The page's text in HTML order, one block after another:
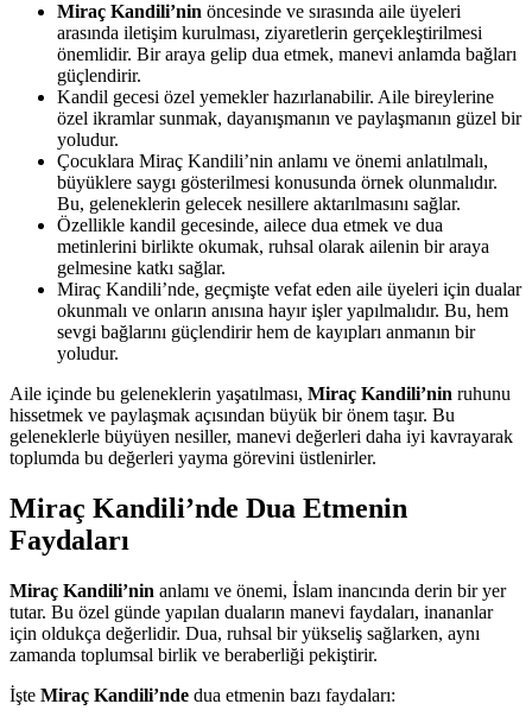
Miraç Kandili’nin öncesinde ve sırasında aile üyeleri
arasında iletişim kurulması, ziyaretlerin gerçekleştirilmesi
önemlidir. Bir araya gelip dua etmek, manevi anlamda bağları
güçlendirir.
Kandil gecesi özel yemekler hazırlanabilir. Aile bireylerine
özel ikramlar sunmak, dayanışmanın ve paylaşmanın güzel bir
yoludur.
Çocuklara Miraç Kandili’nin anlamı ve önemi anlatılmalı,
büyüklere saygı gösterilmesi konusunda örnek olunmalıdır.
Bu, geleneklerin gelecek nesillere aktarılmasını sağlar.
Özellikle kandil gecesinde, ailece dua etmek ve dua
metinlerini birlikte okumak, ruhsal olarak ailenin bir araya
gelmesine katkı sağlar.
Miraç Kandili’nde, geçmişte vefat eden aile üyeleri için dualar
okunmalı ve onların anısına hayır işler yapılmalıdır. Bu, hem
sevgi bağlarını güçlendirir hem de kayıpları anmanın bir
yoludur.
Aile içinde bu geleneklerin yaşatılması, Miraç Kandili’nin ruhunu
hissetmek ve paylaşmak açısından büyük bir önem taşır. Bu
geleneklerle büyüyen nesiller, manevi değerleri daha iyi kavrayarak
toplumda bu değerleri yayma görevini üstlenirler.
Miraç Kandili’nde Dua Etmenin
Faydaları
Miraç Kandili’nin anlamı ve önemi, İslam inancında derin bir yer
tutar. Bu özel günde yapılan duaların manevi faydaları, inananlar
için oldukça değerlidir. Dua, ruhsal bir yükseliş sağlarken, aynı
zamanda toplumsal birlik ve beraberliği pekiştirir.
İşte Miraç Kandili’nde dua etmenin bazı faydaları: